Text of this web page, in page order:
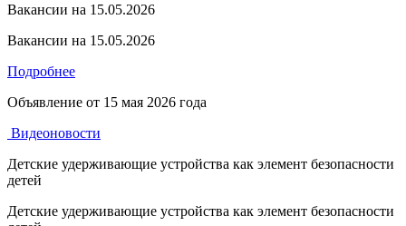
Вакансии на 15.05.2026
Вакансии на 15.05.2026
Подробнее
Объявление от 15 мая 2026 года
Видеоновости
Детские удерживающие устройства как элемент безопасности
детей
Детские удерживающие устройства как элемент безопасности